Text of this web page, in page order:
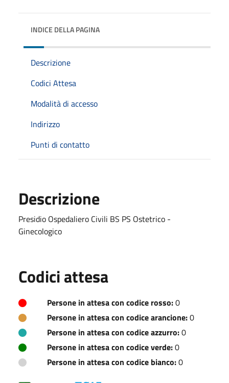
INDICE DELLA PAGINA
Descrizione
Codici Attesa
Modalità di accesso
Indirizzo
Punti di contatto
Descrizione
Presidio Ospedaliero Civili BS PS Ostetrico -
Ginecologico
Codici attesa
Persone in attesa con codice rosso:0
Persone in attesa con codice arancione:0
Persone in attesa con codice azzurro:0
Persone in attesa con codice verde:0
Persone in attesa con codice bianco:0